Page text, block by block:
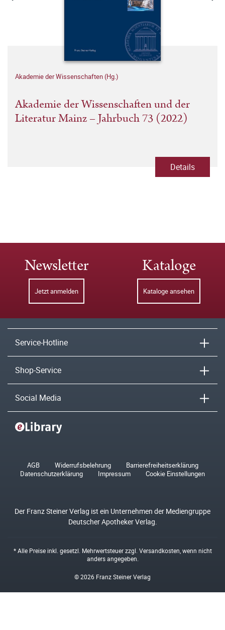
Akademie der Wissenschaften (Hg.)
Akademie der Wissenschaften und der
Literatur Mainz – Jahrbuch 73 (2022)
Details
Newsletter
Jetzt anmelden
Kataloge
Kataloge ansehen
Service-Hotline
Shop-Service
Social Media
AGB Widerrufsbelehrung
Barrierefreiheitserklärung
Datenschutzerklärung
Impressum Cookie Einstellungen
Der Franz Steiner Verlag ist ein Unternehmen der Mediengruppe
Deutscher Apotheker Verlag.
* Alle Preise inkl. gesetzl. Mehrwertsteuer zzgl. Versandkosten , wenn nicht
anders angegeben.
© 2026 Franz Steiner Verlag